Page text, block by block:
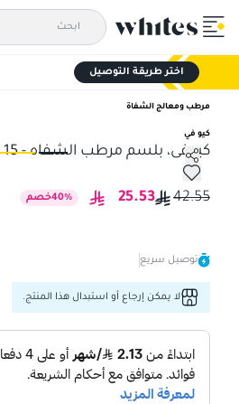
اختر طريقة التوصيل
مرطب ومعالج الشفاة
كيو في
كيوفى، بلسم مرطب الشفاه - 15 جم
كيوفى، بلسم مرطب الشفاه - 15 جم
42.55
25.53
40% خصم
توصيل سريع
لا يمكن إرجاع أو استبدال هذا المنتج.